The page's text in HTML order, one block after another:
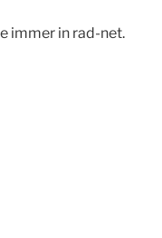
immer in rad-net.